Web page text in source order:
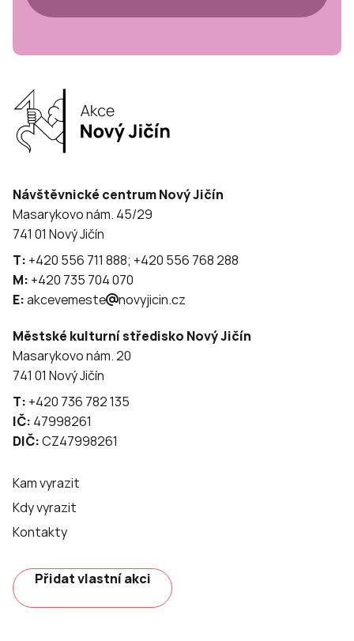
Návštěvnické centrum Nový Jičín
Masarykovo nám. 45/29
741 01 Nový Jičín
T: +420 556 711 888; +420 556 768 288
M: +420 735 704 070
E:akcevemeste novyjicin.cz
Městské kulturní středisko Nový Jičín
Masarykovo nám. 20
741 01 Nový Jičín
T: +420 736 782 135
IČ: 47998261
DIČ:CZ47998261
Kam vyrazit
Kdy vyrazit
Kontakty
Přidat vlastní akci